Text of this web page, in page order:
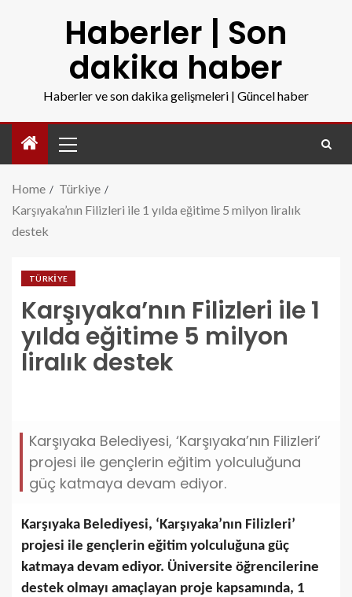
Haberler | Son
dakika haber
Haberler ve son dakika gelişmeleri | Güncel haber
Home
Türkiye
Karşıyaka’nın Filizleri ile 1 yılda eğitime 5 milyon liralık
destek
TÜRKIYE
Karşıyaka’nın Filizleri ile 1
yılda eğitime 5 milyon
liralık destek
karsiyakanin-filizleri-ile-1-yilda-egitime-5-milyon-
Karşıyaka Belediyesi, ‘Karşıyaka’nın Filizleri’
projesi ile gençlerin eğitim yolculuğuna
güç katmaya devam ediyor.
Karşıyaka Belediyesi, ‘Karşıyaka’nın Filizleri’
projesi ile gençlerin eğitim yolculuğuna güç
katmaya devam ediyor. Üniversite öğrencilerine
destek olmayı amaçlayan proje kapsamında, 1